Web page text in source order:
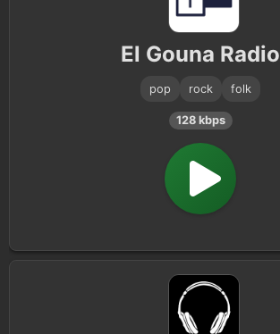
El Gouna Radio
pop rock folk
128 kbps